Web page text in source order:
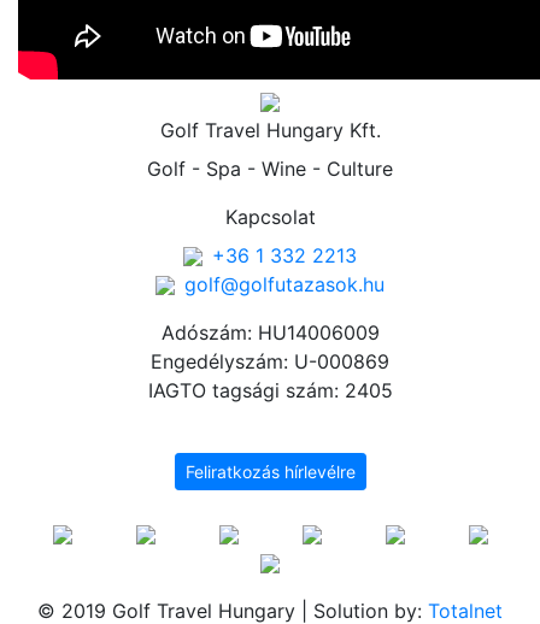
Golf Travel Hungary Kft.
Golf - Spa - Wine - Culture
Kapcsolat
+36 1 332 2213
golf@golfutazasok.hu
Adószám: HU14006009
Engedélyszám: U-000869
IAGTO tagsági szám: 2405
Feliratkozás hírlevélre
© 2019 Golf Travel Hungary | Solution by: Totalnet